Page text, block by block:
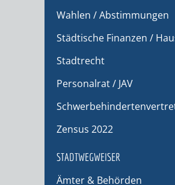
Wahlen / Abstimmungen
Städtische Finanzen /
Stadtrecht
Personalrat / JAV
Zensus 2022
STADTWEGWEISER
Ämter & Behörden